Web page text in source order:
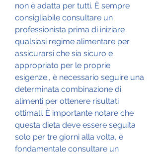
non è adatta per tutti. È sempre
consigliabile consultare un
professionista prima di iniziare
qualsiasi regime alimentare per
assicurarsi che sia sicuro e
appropriato per le proprie
esigenze., è necessario seguire una
determinata combinazione di
alimenti per ottenere risultati
ottimali. È importante notare che
questa dieta deve essere seguita
solo per tre giorni alla volta, è
fondamentale consultare un